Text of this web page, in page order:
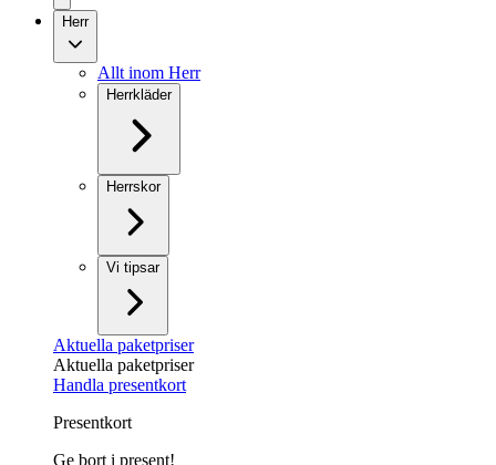
Herr
Allt inom Herr
Herrkläder
Herrskor
Vi tipsar
Aktuella paketpriser
Aktuella paketpriser
Handla presentkort
Presentkort
Ge bort i present!